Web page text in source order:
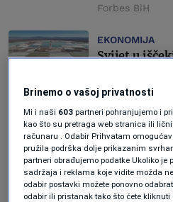
Forbes BiH
EKONOMIJA
Svijet u
EKONOMIJA
OECD
recesije
Forbes BiH
EKONOMIJA
Brinemo o vašoj privatnosti
Mi i naši 603 partneri pohranjujemo i
kao što su pretraga web stranica ili
računaru . Odabir Prihvatam
pružila podrška dolje prikazanim
partneri obrađujemo podatke Ukoliko je
sadržaja i reklama koje vidite možda
odabir postavki možete ponovno
odabir ili pristanak tako što ćete